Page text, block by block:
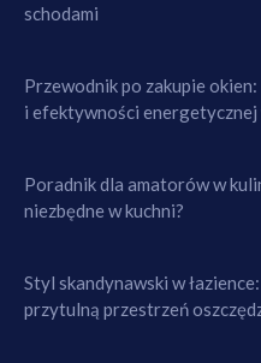
schodami
Przewodnik po zakupie
i efektywności energetycznej
Poradnik dla amatorów w
niezbędne w kuchni?
Styl skandynawski w
przytulną przestrzeń